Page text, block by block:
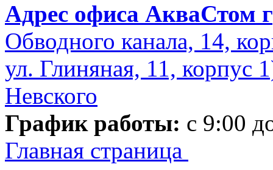
Адрес офиса АкваСтом
Обводного канала, 14,
ул. Глиняная, 11, корпус
Невского
График работы: с 9:00
Главная страница